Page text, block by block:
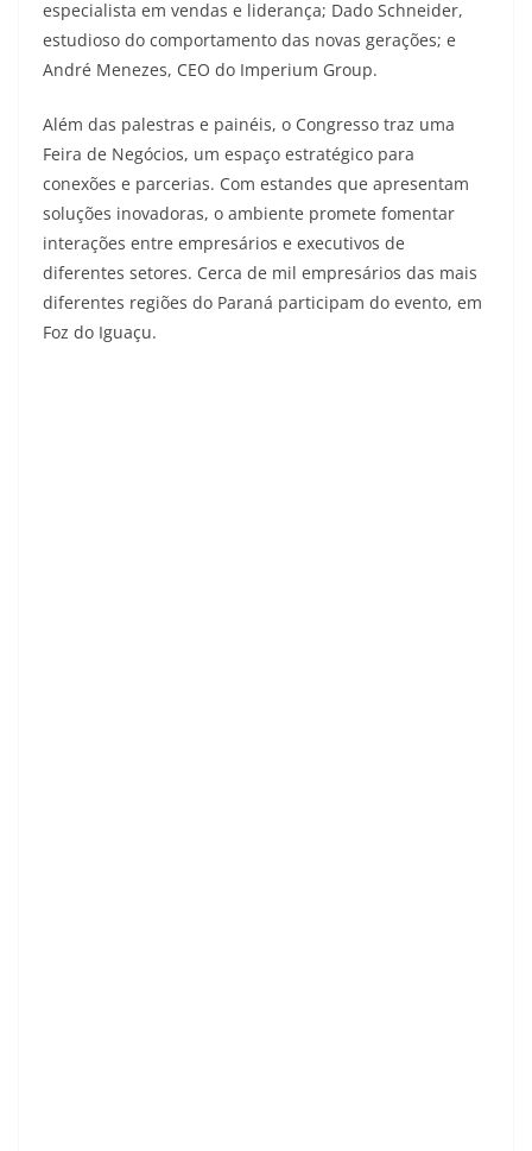
especialista em vendas e liderança; Dado Schneider,
estudioso do comportamento das novas gerações; e
André Menezes, CEO do Imperium Group.
Além das palestras e painéis, o Congresso traz uma
Feira de Negócios, um espaço estratégico para
conexões e parcerias. Com estandes que apresentam
soluções inovadoras, o ambiente promete fomentar
interações entre empresários e executivos de
diferentes setores. Cerca de mil empresários das mais
diferentes regiões do Paraná participam do evento, em
Foz do Iguaçu.